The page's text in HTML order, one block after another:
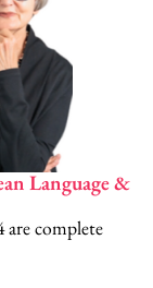
Language &
are complete